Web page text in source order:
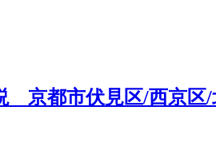
京都市伏見区/西京区/